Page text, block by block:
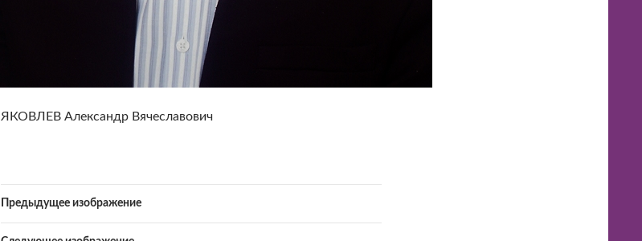
ЯКОВЛЕВ Александр Вячеславович
Предыдущее изображение